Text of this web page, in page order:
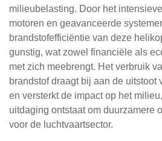
milieubelasting. Door het
motoren en geavanceerde
brandstofefficiëntie van deze
gunstig, wat zowel financiële als
met zich meebrengt. Het verbruik
brandstof draagt bij aan de uitstoot
en versterkt de impact op het
uitdaging ontstaat om duurzamere
voor de luchtvaartsector.